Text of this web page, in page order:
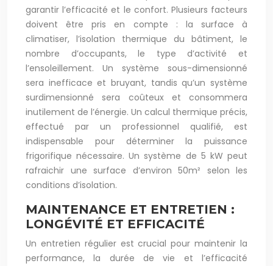
garantir l’efficacité et le confort. Plusieurs facteurs
doivent être pris en compte : la surface à
climatiser, l’isolation thermique du bâtiment, le
nombre d’occupants, le type d’activité et
l’ensoleillement. Un système sous-dimensionné
sera inefficace et bruyant, tandis qu’un système
surdimensionné sera coûteux et consommera
inutilement de l’énergie. Un calcul thermique précis,
effectué par un professionnel qualifié, est
indispensable pour déterminer la puissance
frigorifique nécessaire. Un système de 5 kW peut
rafraichir une surface d’environ 50m² selon les
conditions d’isolation.
MAINTENANCE ET ENTRETIEN :
LONGÉVITÉ ET EFFICACITÉ
Un entretien régulier est crucial pour maintenir la
performance, la durée de vie et l’efficacité